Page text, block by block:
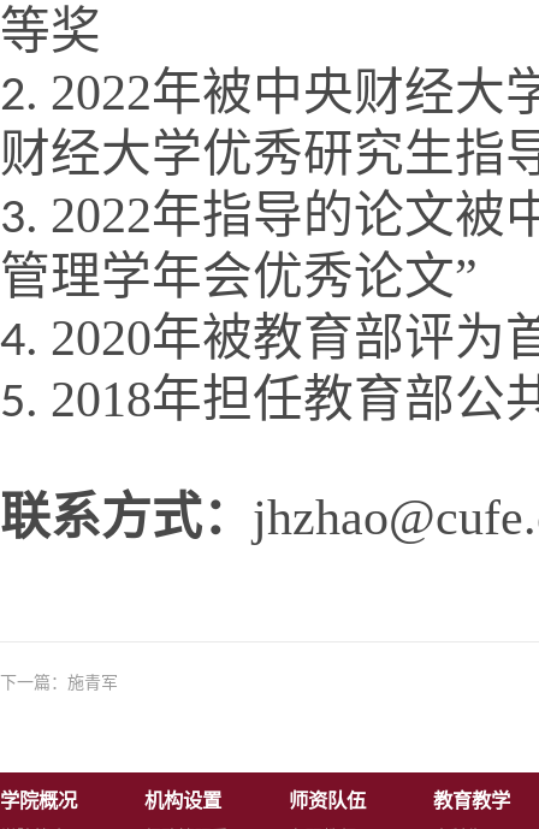
等奖
2022年被中央财经大
财经大学优秀研究生指
2022年指导的论文被
管理学年会优秀论文”
2020年被教育部评为
2018年担任教育部公
联系方式：
下一篇： 施青军
学院概况 机构设置 师资队伍 教育教学